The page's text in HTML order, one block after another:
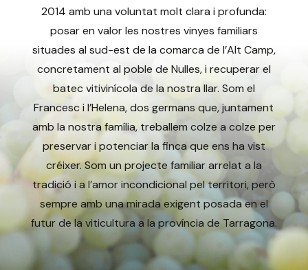
2014 amb una voluntat molt clara i profunda:
posar en valor les nostres vinyes familiars
situades al sud-est de la comarca de l’Alt Camp,
concretament al poble de Nulles, i recuperar el
batec vitivinícola de la nostra llar. Som el
Francesc i l’Helena, dos germans que, juntament
amb la nostra família, treballem colze a colze per
preservar i potenciar la finca que ens ha vist
créixer. Som un projecte familiar arrelat a la
tradició i a l’amor incondicional pel territori, però
sempre amb una mirada exigent posada en el
futur de la viticultura a la província de Tarragona.